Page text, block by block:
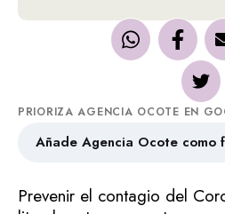
PRIORIZA AGENCIA OCOTE EN
Añade Agencia Ocote como
Prevenir el contagio del